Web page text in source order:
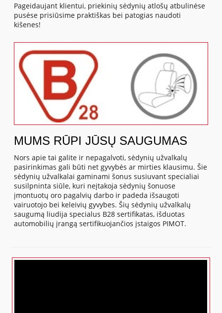
Pageidaujant klientui, priekinių sėdynių atlošų atbulinėse
pusėse prisiūsime praktiškas bei patogias naudoti
kišenes!
MUMS RŪPI JŪSŲ SAUGUMAS
Nors apie tai galite ir nepagalvoti, sėdynių užvalkalų
pasirinkimas gali būti net gyvybės ar mirties klausimu. Šie
sėdynių užvalkalai gaminami šonus susiuvant specialiai
susilpninta siūle, kuri neįtakoja sėdynių šonuose
įmontuotų oro pagalvių darbo ir padeda išsaugoti
vairuotojo bei keleivių gyvybes. Šių sėdynių užvalkalų
saugumą liudija specialus B28 sertifikatas, išduotas
automobilių įrangą sertifikuojančios įstaigos PIMOT.